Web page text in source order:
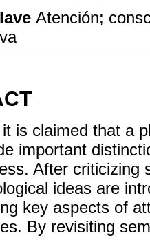
Atención;
is claimed that a
important
After criticizing
ideas are
key aspects of
By revisiting